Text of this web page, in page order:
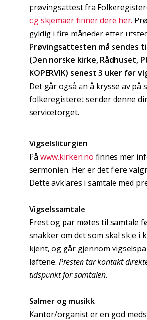
prøvingsattest fra
og skjemaer finner dere her.
gyldig i fire måneder etter
Prøvingsattesten må sendes
(Den norske kirke, Rådhuset,
KOPERVIK) senest 3 uker før
Det går også an å krysse av på
folkeregisteret sender denne
servicetorget.
Vigselsliturgien
På www.kirken.no finnes mer
sermonien. Her er det flere
Dette avklares i samtale med
Vigselssamtale
Prest og par møtes til samtale
snakker om det som skal skje i
kjent, og går gjennom
løftene. Presten tar kontakt
tidspunkt for samtalen.
Salmer og musikk
Kantor/organist er en god